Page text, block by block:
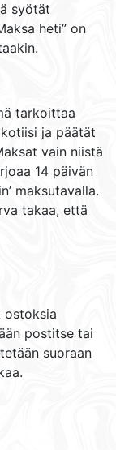
syötät
heti” on
tarkoittaa
ja päätät
vain niistä
14 päivän
maksutavalla.
takaa, että
ostoksia
postitse tai
suoraan